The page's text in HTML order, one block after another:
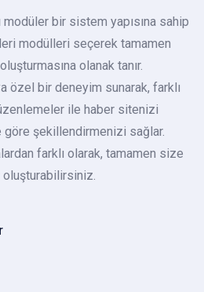
modüler bir sistem yapısına sahip
modülleri seçerek tamamen
olanak tanır.
özel bir deneyim sunarak, farklı
ile haber sitenizi
şekillendirmenizi sağlar.
farklı olarak, tamamen size
oluşturabilirsiniz.